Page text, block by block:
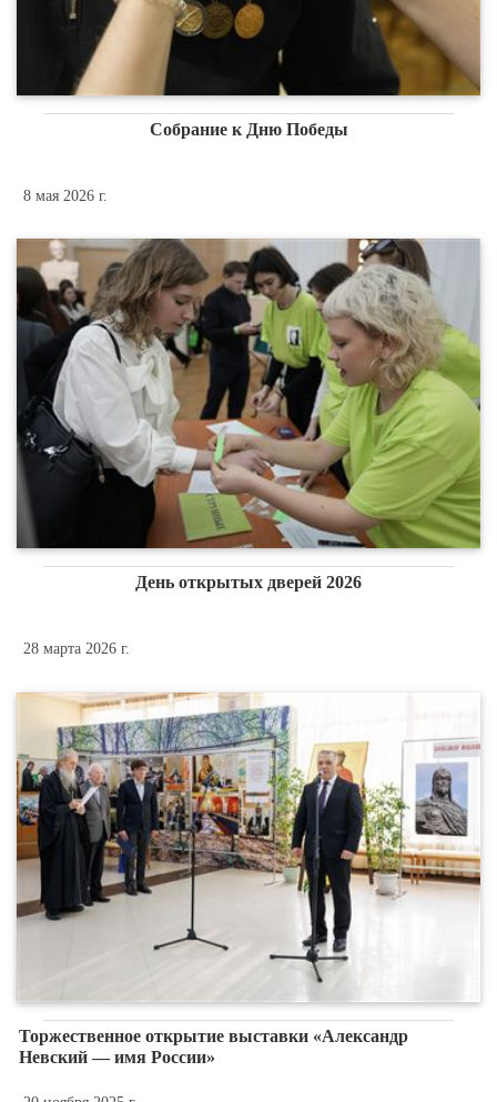
Собрание к Дню Победы
8 мая 2026 г.
День открытых дверей 2026
28 марта 2026 г.
Торжественное открытие выставки «Александр
Невский — имя России»